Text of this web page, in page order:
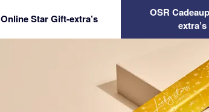
Online Star Gift-extra’s
OSR
extra’s